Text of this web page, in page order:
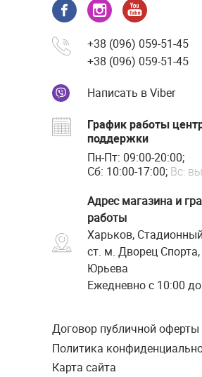
+38 (096) 059-51-45
+38 (096) 059-51-45
Написать в Viber
График работы
поддержки
Пн-Пт: 09:00-20:00;
Сб: 10:00-17:00; Вс:
Адрес магазина и
работы
Харьков,
ст. м. Дворец
Юрьева
Ежедневно с 10:00
Договор публичной оферты
Политика
Карта сайта